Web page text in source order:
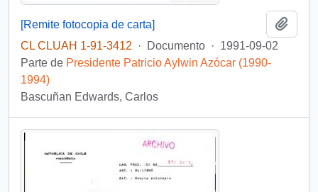
[Remite fotocopia de carta]
CL CLUAH 1-91-3412
· Documento · 1991-09-02
Parte de Presidente Patricio Aylwin Azócar (1990-
1994)
Bascuñan Edwards, Carlos